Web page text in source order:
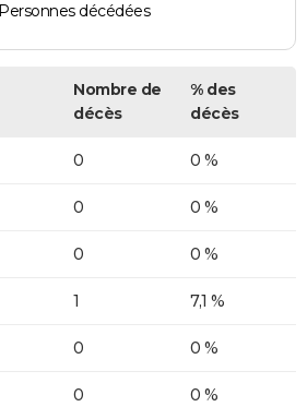
Personnes décédées
Nombre de
décès
% des
décès
0 0 %
0 0 %
0 0 %
1 7,1 %
0 0 %
0 0 %